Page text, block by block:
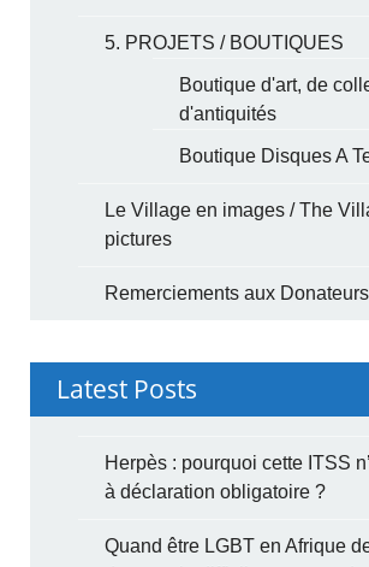
5. PROJETS / BOUTIQUES
Boutique d'art, de
d'antiquités
Boutique Disques A
Le Village en images / The
pictures
Remerciements aux Donateurs
Latest Posts
Herpès : pourquoi cette ITSS
à déclaration obligatoire ?
Quand être LGBT en Afrique